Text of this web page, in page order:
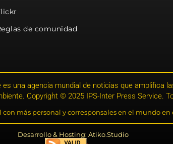
de comunidad
una agencia mundial de noticias que amplifica
Copyright © 2025 IPS-Inter Press Service.
más personal y corresponsales en el mundo en
Desarrollo & Hosting: Atiko.Studio